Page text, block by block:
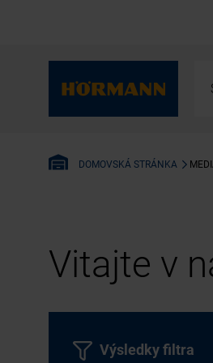
DOMOVSKÁ STRÁNKA
Vitajte v
Výsledky filtra